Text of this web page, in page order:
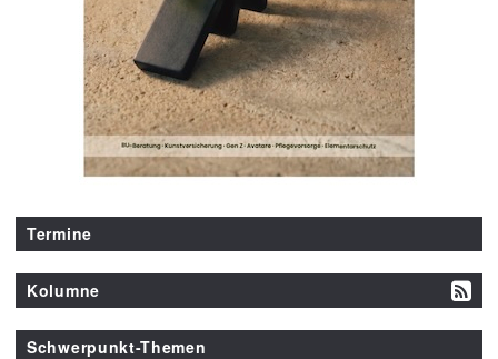
Termine
Kolumne
Schwerpunkt-Themen